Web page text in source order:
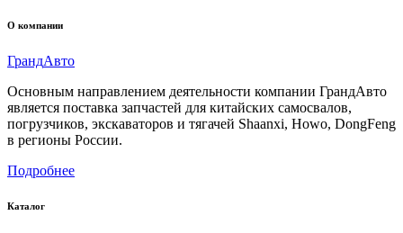
О компании
ГрандАвто
Основным направлением деятельности компании ГрандАвто
является поставка запчастей для китайских самосвалов,
погрузчиков, экскаваторов и тягачей Shaanxi, Howo, DongFeng
в регионы России.
Подробнее
Каталог